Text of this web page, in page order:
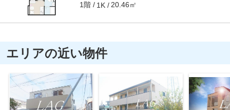
1階 1K 20.46㎡
エリアの近い物件